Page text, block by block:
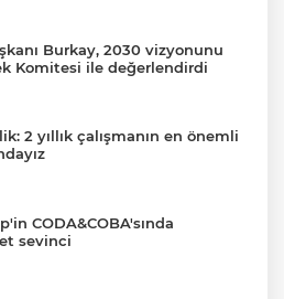
Burkay, 2030 vizyonunu
Komitesi ile değerlendirdi
2 yıllık çalışmanın en önemli
CODA&COBA'sında
sevinci